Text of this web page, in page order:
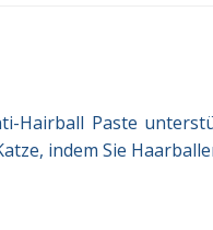
Hairball Paste
indem Sie